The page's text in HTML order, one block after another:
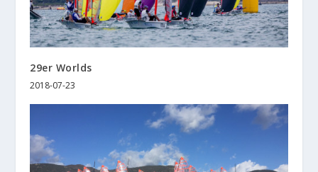
29er Worlds
2018-07-23